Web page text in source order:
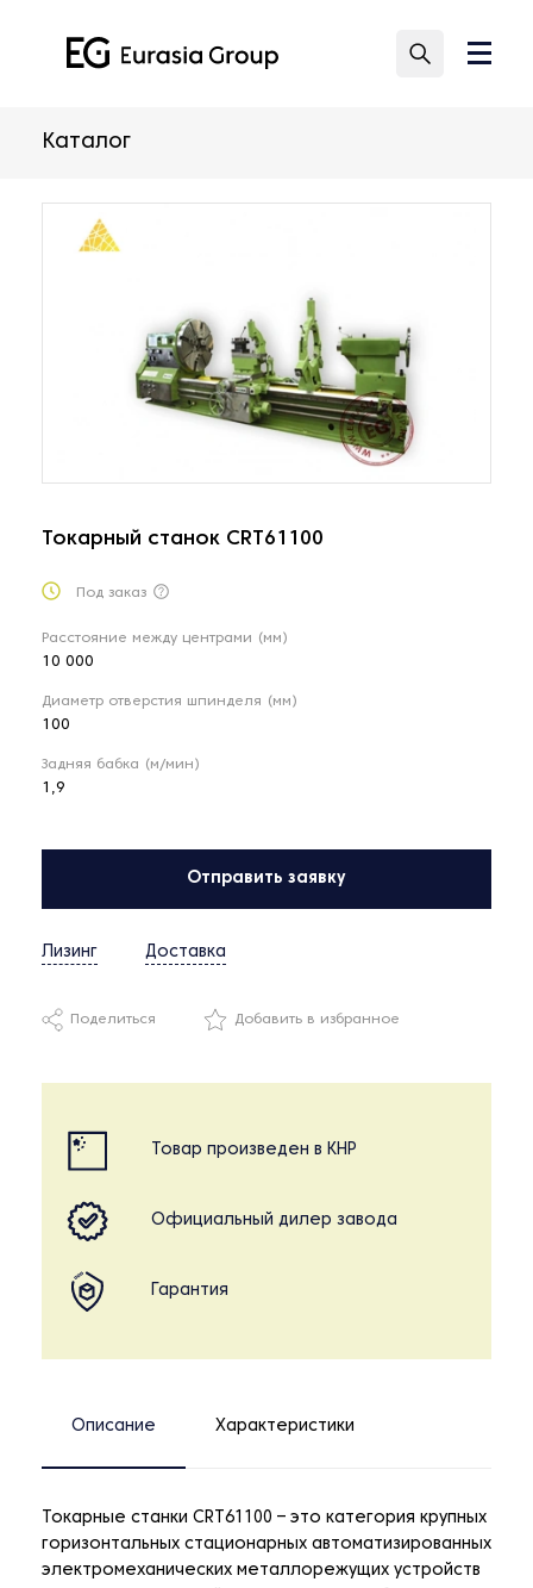
Каталог
Токарный станок CRT61100
Под заказ
Расстояние между центрами (мм)
10 000
Диаметр отверстия шпинделя (мм)
100
Задняя бабка (м/мин)
1,9
Отправить заявку
Лизинг Доставка
Поделиться Добавить в избранное
Товар произведен в КНР
Официальный дилер завода
Гарантия
Описание Характеристики
Токарные станки CRT61100 – это категория крупных
горизонтальных стационарных автоматизированных
электромеханических металлорежущих устройств